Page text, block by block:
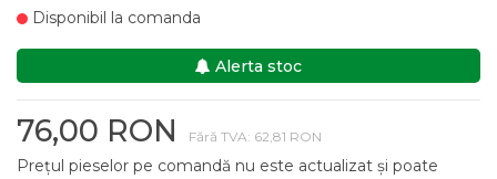
Disponibil la comanda
Alerta stoc
76,00 RON Fără TVA: 62,81 RON
Prețul pieselor pe comandă nu este actualizat și poate